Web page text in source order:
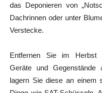
das Deponieren von
Dachrinnen oder unter
Verstecke.
Entfernen Sie im Herbst
Geräte und
lagern Sie diese an einem